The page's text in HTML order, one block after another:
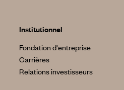
Institutionnel
Fondation d'entreprise
Carrières
Relations investisseurs